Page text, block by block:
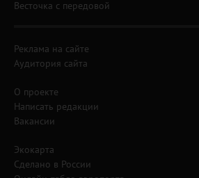
Весточка с передовой
Реклама на сайте
Аудитория сайта
О проекте
Написать редакции
Вакансии
Экокарта
Сделано в России